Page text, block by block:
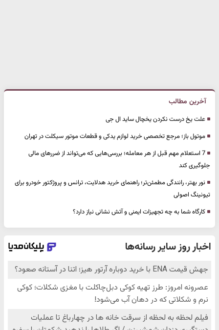
آخرین مطالب
علت یخ درست نکردن یخچال ساید ال جی
موتول باز؛ مرجع تخصصی خرید لوازم یدکی و قطعات موتور سیکلت در تهران
7 استعلام مهم قبل از هر معامله؛ بررسی‌هایی که می‌تواند از ضررهای مالی
جلوگیری کند
نور بهتر، رانندگی مطمئن‌تر؛ راهنمای خرید هدلایت، ترانس و پروژکتور خودرو برای
تیونینگ اصولی
کارگاه شما به چه تجهیزات ایمنی و آتش نشانی نیاز دارد؟